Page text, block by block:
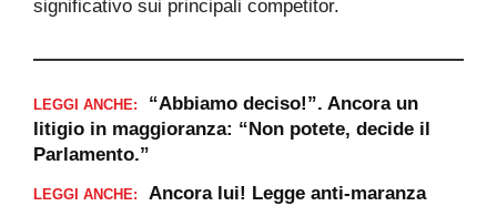
significativo sui principali competitor.
LEGGI ANCHE:
“Abbiamo deciso!”. Ancora un
litigio in maggioranza: “Non potete, decide il
Parlamento.”
LEGGI ANCHE:
Ancora lui! Legge anti-maranza